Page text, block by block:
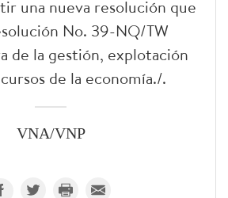
una nueva resolución que
No. 39-NQ/TW
de la gestión, explotación
de la economía./.
VNA/VNP